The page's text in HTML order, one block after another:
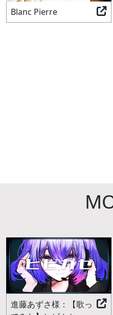
Blanc Pierre
進藤あずさ様：【歌っ